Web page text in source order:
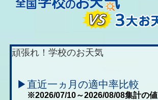
頑張れ！学校のお天気
▶直近一ヵ月の適中率比較
※2026/07/10～2026/08/08集計の値